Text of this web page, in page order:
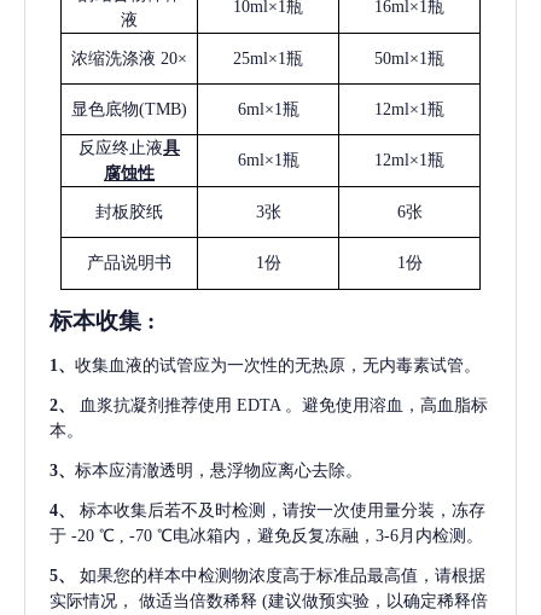
液
10ml×1瓶 16ml×1瓶
浓缩洗涤液 20× 25ml×1瓶 50ml×1瓶
显色底物(TMB) 6ml×1瓶 12ml×1瓶
反应终止液具
腐蚀性
6ml×1瓶 12ml×1瓶
封板胶纸 3张 6张
产品说明书 1份 1份
标本收集 :
1、 收集血液的试管应为一次性的无热原，无内毒素试管。
2、 血浆抗凝剂推荐使用 EDTA 。避免使用溶血，高血脂标
本。
3、 标本应清澈透明，悬浮物应离心去除。
4、
标本收集后若不及时检测，请按一次使用量分装，冻存
于 -20 ℃ , -70 ℃电冰箱内，避免反复冻融，3-6月内检测。
5、
如果您的样本中检测物浓度高于标准品最高值，请根据
实际情况，
做适当倍数稀释 (建议做预实验，以确定稀释倍